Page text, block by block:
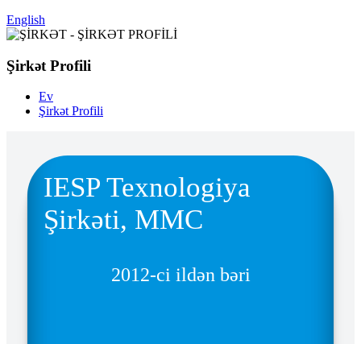
English
Şirkət Profili
Ev
Şirkət Profili
IESP Texnologiya
Şirkəti, MMC
2012-ci ildən bəri